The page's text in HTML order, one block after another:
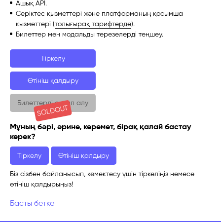
Ашық API.
Серіктес қызметтері және платформаның қосымша
қызметтері (толығырақ тарифтерде).
Билеттер мен модальды терезелерді теңшеу.
Тіркелу
Өтініш қалдыру
Билеттерді сатып алу
SOLDOUT
Мұның бәрі, әрине, керемет, бірақ қалай бастау
керек?
Тіркелу Өтініш қалдыру
Біз сізбен байланысып, көмектесу үшін тіркеліңіз немесе
өтініш қалдырыңыз!
Басты бетке